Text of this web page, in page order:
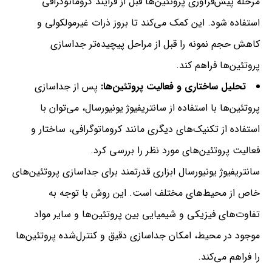
استفاده شود. این کمک می‌کند تا بروز ذرات غیرمولکولی و
کاهش حجم نمونه را قبل از مراحل پیچیده‌تر جداسازی
پروتئین‌ها فراهم کند.
تحلیل ساختاری و فعالیت پروتئین‌ها: پس از جداسازی
پروتئین‌ها با استفاده از سانتریفیوژ یونیورسال، می‌توان با
استفاده از تکنیک‌های دیگری مانند کروماتوگرافی، ساختار و
فعالیت پروتئین‌های مورد نظر را بررسی کرد.
سانتریفیوژ یونیورسال ابزاری قدرتمند برای جداسازی پروتئین‌های
خاص از محیط‌های مختلف است. این روش با توجه به
تفاوت‌های فیزیکی و شیمیایی بین پروتئین‌ها و سایر مواد
موجود در محیط، امکان جداسازی دقیق و کنترل‌شده پروتئین‌ها
را فراهم می‌کند.